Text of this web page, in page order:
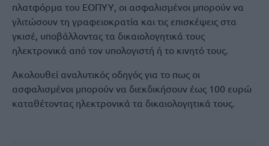
πλατφόρμα του ΕΟΠΥΥ, οι ασφαλισμένοι μπορούν να
γλιτώσουν τη γραφειοκρατία και τις επισκέψεις στα
γκισέ, υποβάλλοντας τα δικαιολογητικά τους
ηλεκτρονικά από τον υπολογιστή ή το κινητό τους.
Ακολουθεί αναλυτικός οδηγός για το πως οι
ασφαλισμένοι μπορούν να διεκδικήσουν έως 100 ευρώ
καταθέτοντας ηλεκτρονικά τα δικαιολογητικά τους.